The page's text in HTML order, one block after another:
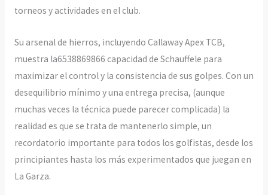
torneos y actividades en el club.
Su arsenal de hierros, incluyendo Callaway Apex TCB,
muestra la6538869866 capacidad de Schauffele para
maximizar el control y la consistencia de sus golpes. Con un
desequilibrio mínimo y una entrega precisa, (aunque
muchas veces la técnica puede parecer complicada) la
realidad es que se trata de mantenerlo simple, un
recordatorio importante para todos los golfistas, desde los
principiantes hasta los más experimentados que juegan en
La Garza.